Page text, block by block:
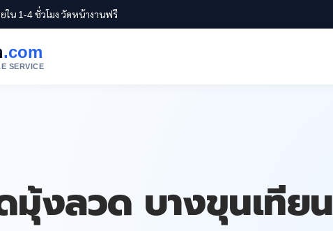
ใน 1-4 ชั่วโมง วัดหน้างานฟรี
.com
SERVICE
มุ้งลวด บางขุนเทียน